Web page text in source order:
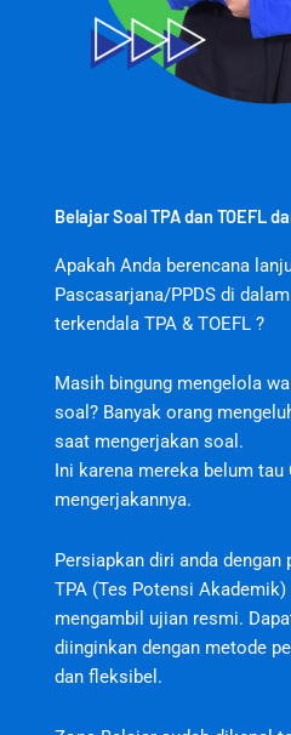
Belajar Soal TPA dan TOEFL
Apakah Anda berencana
Pascasarjana/PPDS di
terkendala TPA & TOEFL ?
Masih bingung mengelola
soal? Banyak orang
saat mengerjakan soal.
Ini karena mereka belum tau
mengerjakannya.
Persiapkan diri anda dengan
TPA (Tes Potensi Akademik)
mengambil ujian resmi.
diinginkan dengan metode
dan fleksibel.